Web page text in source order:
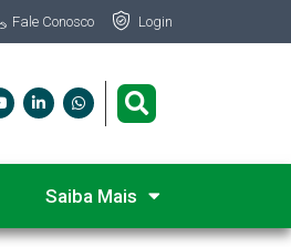
Fale Conosco Login
Saiba Mais